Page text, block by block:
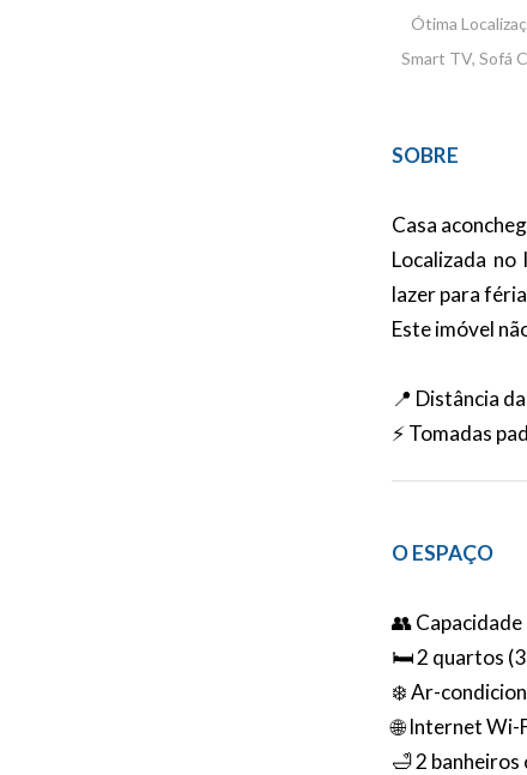
Ótima
Smart TV, Sofá
SOBRE
Casa
Localizada
lazer para
Este imóvel
📍 Distância
⚡ Tomadas
O ESPAÇO
👥
🛏️ 2 quartos (3
❄️ Ar-
🌐 Internet Wi-
🛁 2